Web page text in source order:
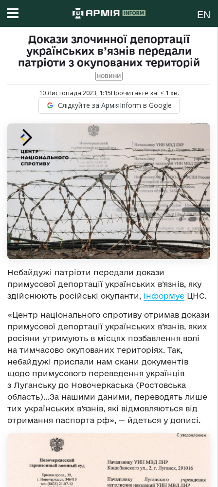
EN
Докази злочинної депортації
українських в’язнів передали
патріоти з окупованих територій
НОВИНИ
10 Листопада 2023, 1:15Прочитаєте за: < 1 хв.
Слідкуйте за АрміяInform в Google
Небайдужі патріоти передали докази
примусової депортації українських в’язнів, яку
здійснюють російські окупанти, інформує ЦНС.
«Центр національного спротиву отримав докази
примусової депортації українських в’язнів, яких
росіяни утримують в місцях позбавлення волі
на тимчасово окупованих територіях. Так,
небайдужі прислали нам скани документів
щодо примусового переведення українців
з Луганську до Новочеркаська (Ростовська
область)…За нашими даними, переводять лише
тих українських в’язнів, які відмовляються від
отримання паспорта рф», — йдеться у дописі.